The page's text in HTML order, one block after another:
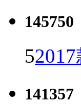
145750
5
141357